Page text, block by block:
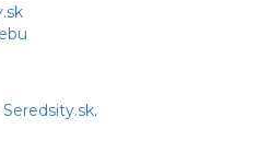
Seredsity.sk.